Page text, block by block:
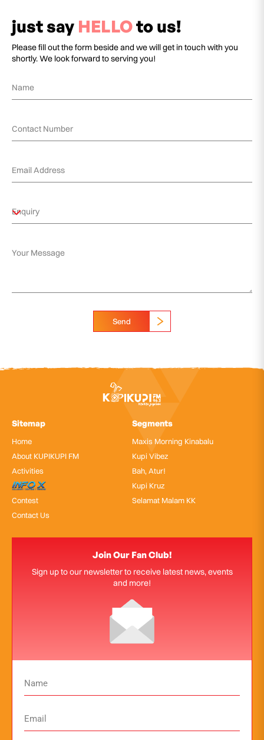
just say HELLOto us!
Please fill out the form beside and we will get in touch with you
shortly. We look forward to serving you!
Send
Sitemap
Home
About KUPIKUPI FM
Activities
InfoX
Contest
Contact Us
Segments
Maxis Morning Kinabalu
Kupi Vibez
Bah, Atur!
Kupi Kruz
Selamat Malam KK
Join Our Fan Club!
Sign up to our newsletter to receive latest news, events
and more!